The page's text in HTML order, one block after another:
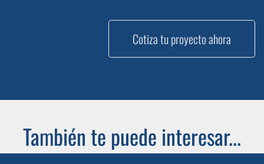
Cotiza tu proyecto ahora
También te puede interesar...